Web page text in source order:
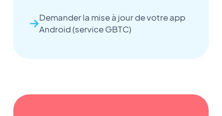
Demander la mise à jour de votre app
Android (service GBTC)